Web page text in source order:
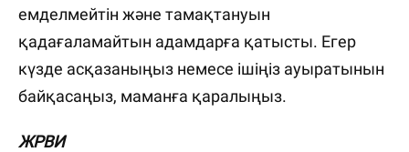
емделмейтін және тамақтануын
қадағаламайтын адамдарға қатысты. Егер
күзде асқазаныңыз немесе ішіңіз ауыратынын
байқасаңыз, маманға қаралыңыз.
ЖРВИ